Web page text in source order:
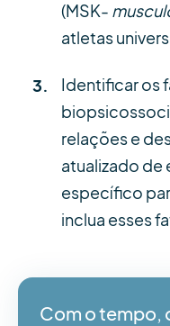
(MSK-
atletas
Identificar os
relações e
atualizado de
específico
inclua esses
Com o tempo,